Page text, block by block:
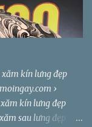
kín lưng đẹp
›
kín lưng đẹp
sau lưng đẹp